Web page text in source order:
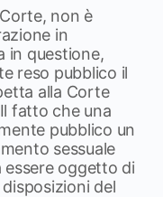
non è
in
in questione,
reso pubblico il
alla Corte
fatto che una
pubblico un
sessuale
oggetto di
del